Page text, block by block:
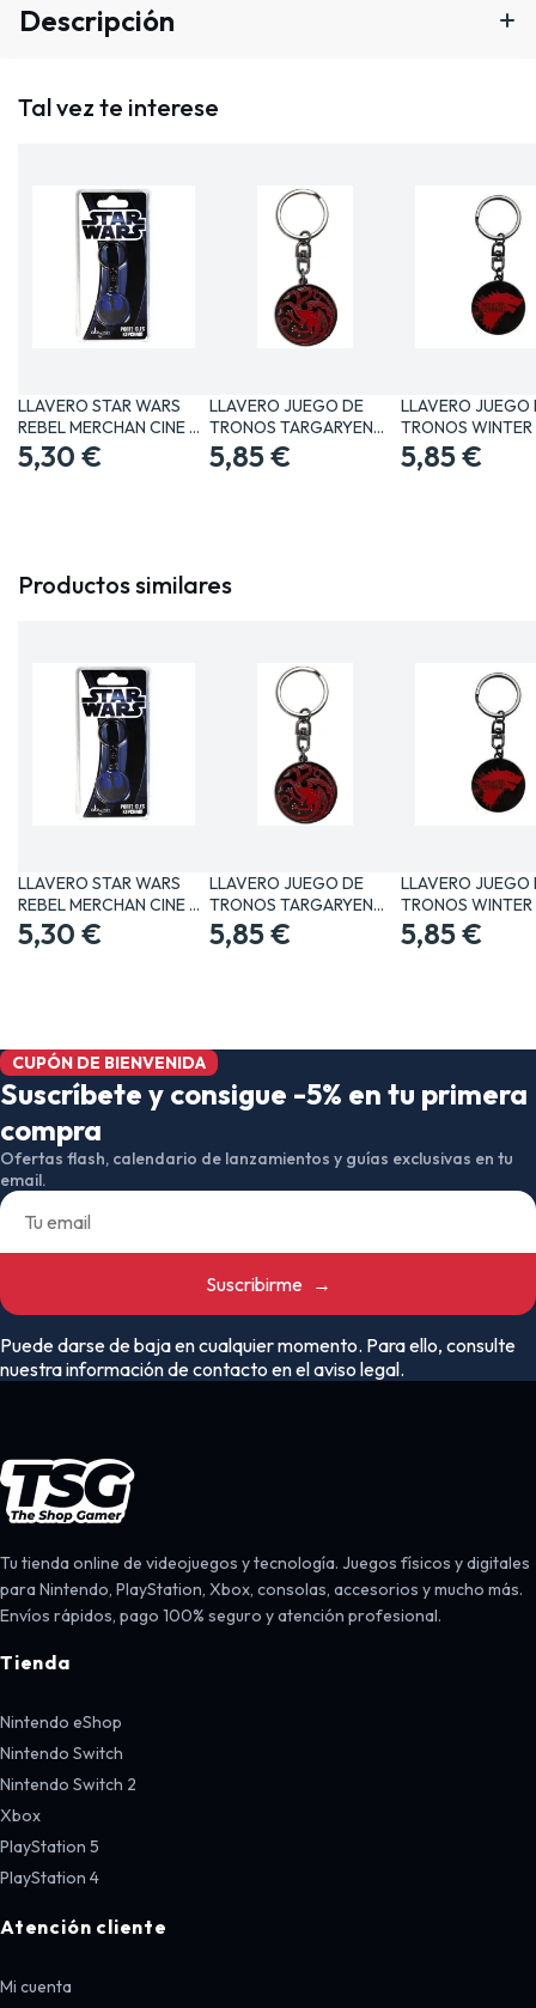
Descripción
Tal vez te interese
LLAVERO STAR WARS
REBEL MERCHAN CINE Y
TV…
5,30 €
LLAVERO JUEGO DE
TRONOS TARGARYEN
MERCHAN…
5,85 €
LLAVERO JUEGO
TRONOS WINTER
COMING…
5,85 €
Productos similares
LLAVERO STAR WARS
REBEL MERCHAN CINE Y
TV…
5,30 €
LLAVERO JUEGO DE
TRONOS TARGARYEN
MERCHAN…
5,85 €
LLAVERO JUEGO
TRONOS WINTER
COMING…
5,85 €
CUPÓN DE BIENVENIDA
Suscríbete y consigue -5% en tu primera
compra
Ofertas flash, calendario de lanzamientos y guías exclusivas en tu
email.
Suscribirme →
Puede darse de baja en cualquier momento. Para ello, consulte
nuestra información de contacto en el aviso legal.
Tu tienda online de videojuegos y tecnología. Juegos físicos y digitales
para Nintendo, PlayStation, Xbox, consolas, accesorios y mucho más.
Envíos rápidos, pago 100% seguro y atención profesional.
Tienda
Nintendo eShop
Nintendo Switch
Nintendo Switch 2
Xbox
PlayStation 5
PlayStation 4
Atención cliente
Mi cuenta